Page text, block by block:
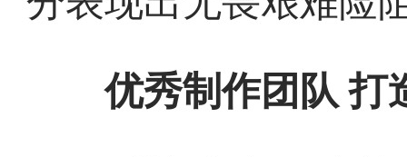
优秀制作团队 打